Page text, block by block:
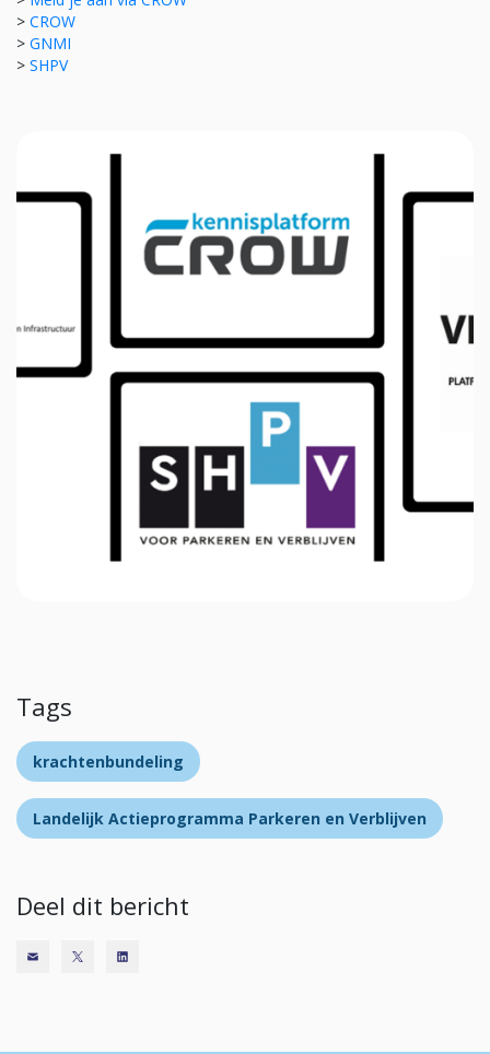
> CROW
> GNMI
> SHPV
Tags
krachtenbundeling
Landelijk Actieprogramma Parkeren en Verblijven
Deel dit bericht